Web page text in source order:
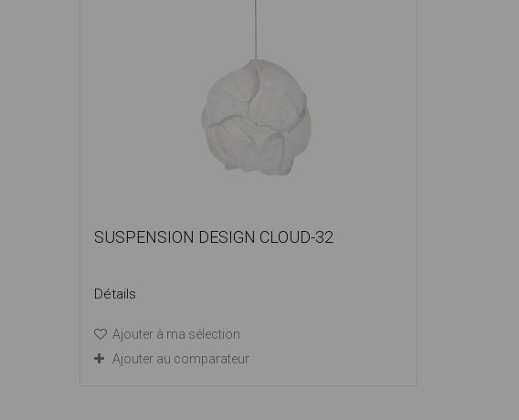
SUSPENSION DESIGN CLOUD-32
Détails
Ajouter à ma sélection
Ajouter au comparateur